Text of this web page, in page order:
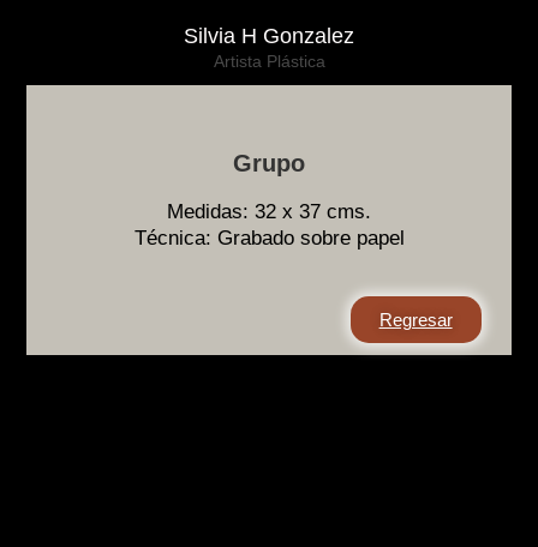
Silvia H Gonzalez
Artista Plástica
Grupo
Medidas: 32 x 37 cms.
Técnica: Grabado sobre papel
Regresar